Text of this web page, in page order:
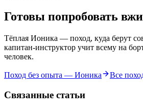
Готовы попробовать
Тёплая Ионика — поход, куда берут
капитан-инструктор учит всему на
человек.
Поход без опыта — Ионика Все
Связанные статьи